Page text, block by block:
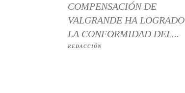
COMPENSACIÓN DE
VALGRANDE HA LOGRADO
LA CONFORMIDAD DEL...
REDACCIÓN